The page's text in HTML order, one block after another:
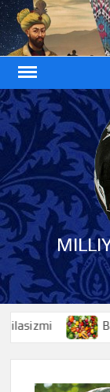
Skip
to
content
Baliq